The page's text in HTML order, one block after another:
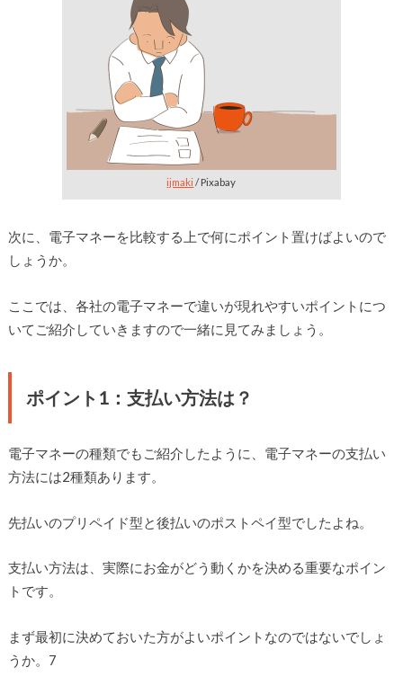
ijmaki / Pixabay
次に、電子マネーを比較する上で何にポイント置けばよいので
しょうか。
ここでは、各社の電子マネーで違いが現れやすいポイントにつ
いてご紹介していきますので一緒に見てみましょう。
ポイント1：支払い方法は？
電子マネーの種類でもご紹介したように、電子マネーの支払い
方法には2種類あります。
先払いのプリペイド型と後払いのポストペイ型でしたよね。
支払い方法は、実際にお金がどう動くかを決める重要なポイン
トです。
まず最初に決めておいた方がよいポイントなのではないでしょ
うか。7